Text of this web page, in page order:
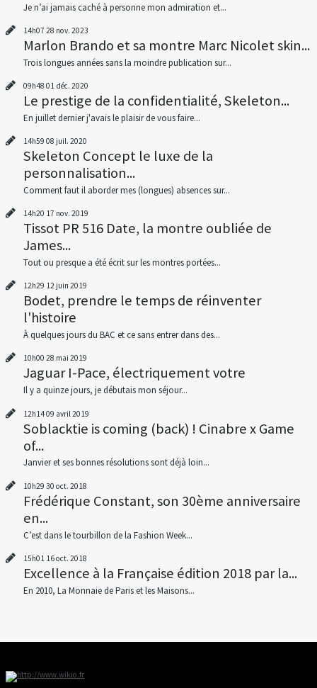
Je n’ai jamais caché à personne mon admiration et...
14h07 28 nov. 2023
Marlon Brando et sa montre Marc Nicolet skin...
Trois longues années sans la moindre publication sur...
09h48 01 déc. 2020
Le prestige de la confidentialité, Skeleton...
En juillet dernier j'avais le plaisir de vous faire...
14h59 08 juil. 2020
Skeleton Concept le luxe de la
personnalisation...
Comment faut il aborder mes (longues) absences sur...
14h20 17 nov. 2019
Tissot PR 516 Date, la montre oubliée de
James...
Tout ou presque a été écrit sur les montres portées...
12h29 12 juin 2019
Bodet, prendre le temps de réinventer
l'histoire
À quelques jours du BAC et ce sans entrer dans des...
10h00 28 mai 2019
Jaguar I-Pace, électriquement votre
Il y a quinze jours, je débutais mon séjour...
12h1409 avril 2019
Soblacktie is coming (back) ! Cinabre x Game
of...
Janvier et ses bonnes résolutions sont déjà loin...
10h29 30 oct. 2018
Frédérique Constant, son 30ème anniversaire
en...
C’est dans le tourbillon de la Fashion Week...
15h01 16oct. 2018
Excellence à la Française édition 2018 par la...
En 2010, La Monnaie de Paris et les Maisons...